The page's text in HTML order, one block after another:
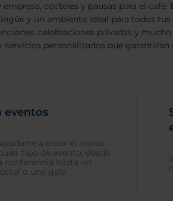
cócteles y pausas para el café.
y un ambiente ideal para todos tus
celebraciones privadas y
servicios personalizados que garantizan
eventos
a crear el menú
tipo de evento, desde
conferencia hasta un
o una gala.